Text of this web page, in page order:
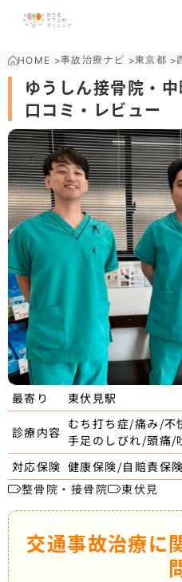
HOME >事故治療ナビ >東京都 >
ゆうしん接骨院・
口コミ・レビュー
最寄り 東伏見駅
診療内容
むち打ち症/痛み/
手足のしびれ/頭痛/
対応保険 健康保険/自賠責保
整骨院・接骨院
東伏見
交通事故治療に